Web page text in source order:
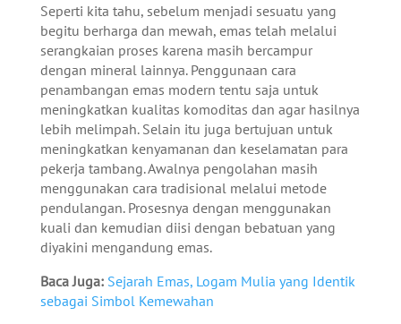
Seperti kita tahu, sebelum menjadi sesuatu yang
begitu berharga dan mewah, emas telah melalui
serangkaian proses karena masih bercampur
dengan mineral lainnya. Penggunaan cara
penambangan emas modern tentu saja untuk
meningkatkan kualitas komoditas dan agar hasilnya
lebih melimpah. Selain itu juga bertujuan untuk
meningkatkan kenyamanan dan keselamatan para
pekerja tambang. Awalnya pengolahan masih
menggunakan cara tradisional melalui metode
pendulangan. Prosesnya dengan menggunakan
kuali dan kemudian diisi dengan bebatuan yang
diyakini mengandung emas.
Baca Juga: Sejarah Emas, Logam Mulia yang Identik
sebagai Simbol Kemewahan